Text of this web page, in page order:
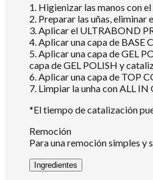
1. Higienizar las manos con
2. Preparar las uñas,
3. Aplicar el ULTRABOND
4. Aplicar una capa de BASE
5. Aplicar una capa de GEL
capa de GEL POLISH y
6. Aplicar una capa de TOP
7. Limpiar la unha con ALL
*El tiempo de catalización
Remoción
Para una remoción simples y
Ingredientes